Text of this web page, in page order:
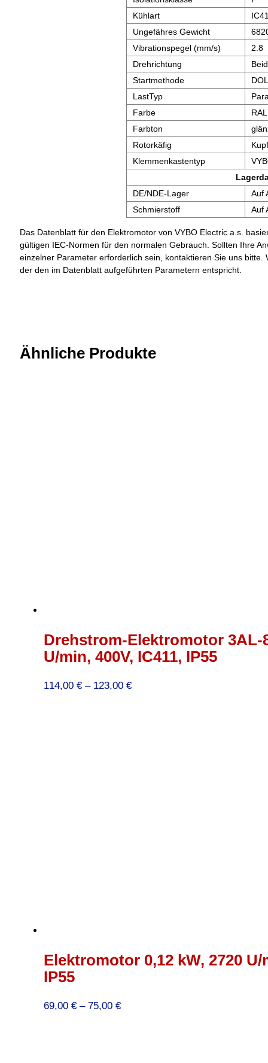
Kühlart
Ungefähres Gewicht
Vibrationspegel (mm/s)
2.8
Drehrichtung
Startmethode
LastTyp
Farbe
Farbton
Rotorkäfig
Klemmenkastentyp
DE/NDE-Lager
Auf
Schmierstoff
Auf
Das Datenblatt für den Elektromotor von VYBO Electric a.s.
gültigen IEC-Normen für den normalen Gebrauch. Sollten Ihre
einzelner Parameter erforderlich sein, kontaktieren Sie uns
der den im Datenblatt aufgeführten Parametern entspricht.
Ähnliche Produkte
Drehstrom-Elektromotor 3AL-
U/min, 400V, IC411, IP55
114,00 € – 123,00 €Preisspanne:
Elektromotor 0,12 kW, 2720 U/
IP55
69,00 € – 75,00 €Preisspanne: